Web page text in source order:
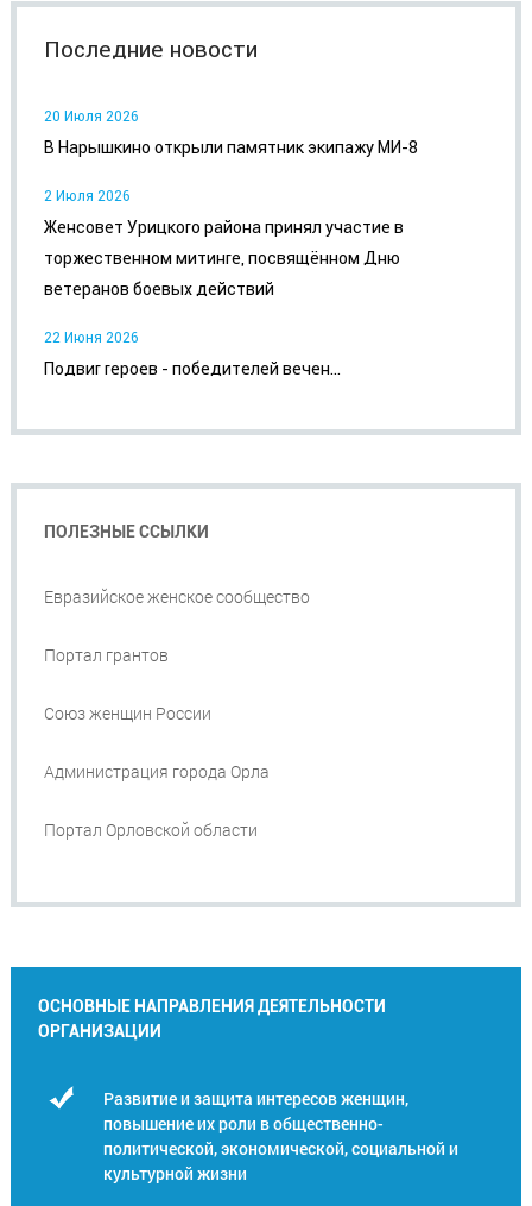
Последние новости
20 Июля 2026
В Нарышкино открыли памятник экипажу МИ-8
2 Июля 2026
Женсовет Урицкого района принял участие в
торжественном митинге, посвящённом Дню
ветеранов боевых действий
22 Июня 2026
Подвиг героев - победителей вечен...
ПОЛЕЗНЫЕ ССЫЛКИ
Евразийское женское сообщество
Портал грантов
Союз женщин России
Администрация города Орла
Портал Орловской области
ОСНОВНЫЕ НАПРАВЛЕНИЯ ДЕЯТЕЛЬНОСТИ
ОРГАНИЗАЦИИ
Развитие и защита интересов женщин,
повышение их роли в общественно-
политической, экономической, социальной и
культурной жизни